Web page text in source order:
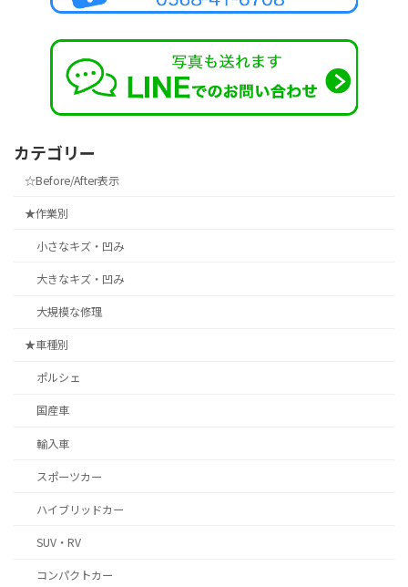
カテゴリー
☆Before/After表示
★作業別
小さなキズ・凹み
大きなキズ・凹み
大規模な修理
★車種別
ポルシェ
国産車
輸入車
スポーツカー
ハイブリッドカー
SUV・RV
コンパクトカー